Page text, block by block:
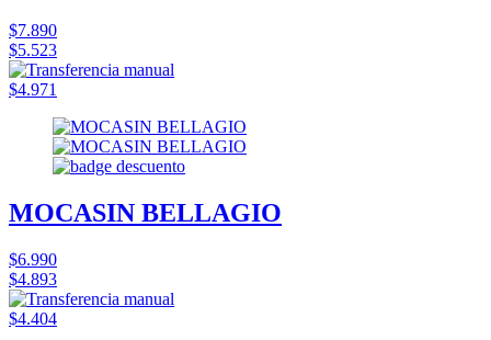
$7.890
$5.523
$4.971
MOCASIN BELLAGIO
$6.990
$4.893
$4.404